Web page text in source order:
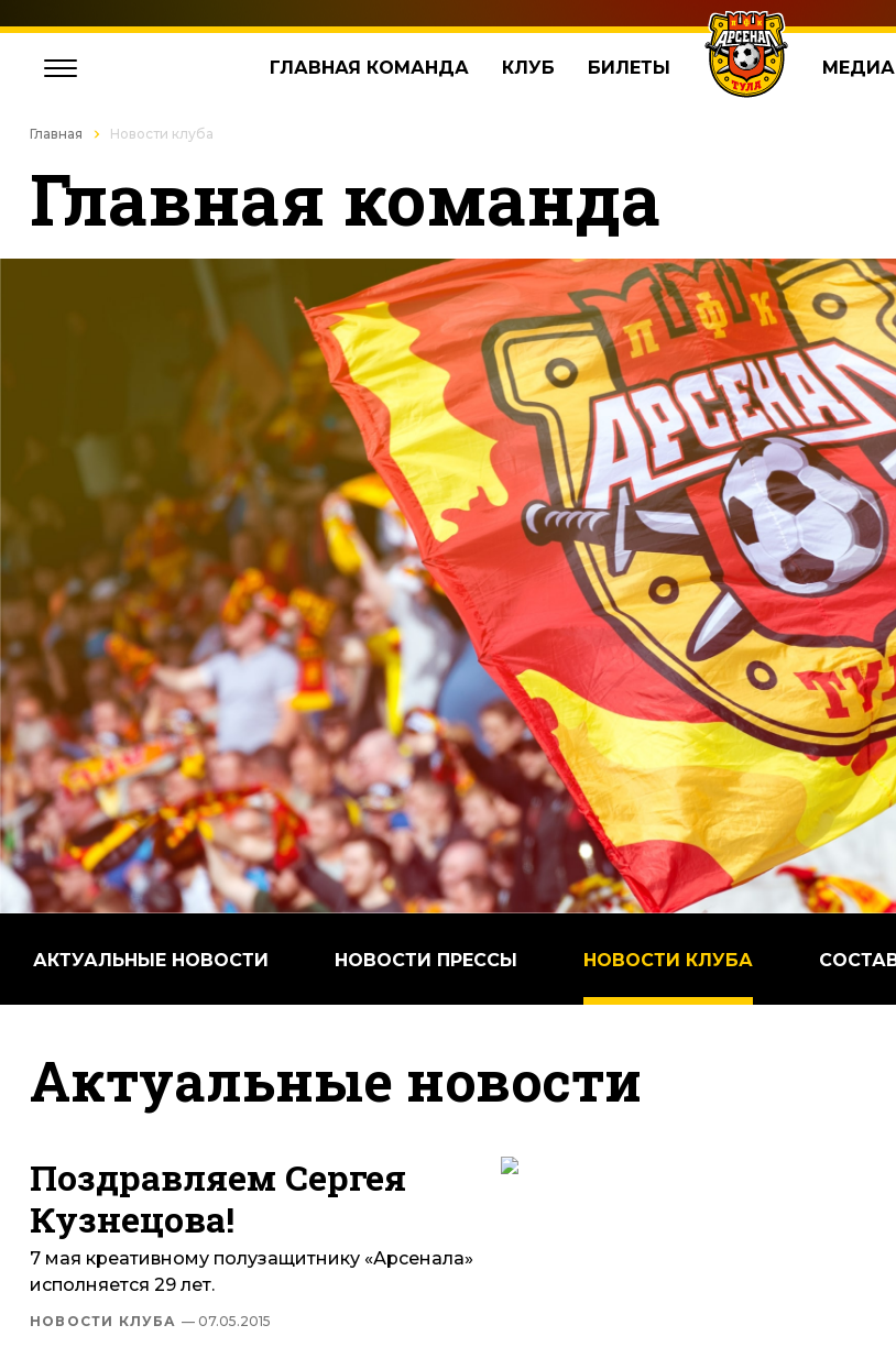
ГЛАВНАЯ КОМАНДА КЛУБ БИЛЕТЫ МЕДИА
Главная Новости клуба
Главная команда
АКТУАЛЬНЫЕ НОВОСТИ НОВОСТИ ПРЕССЫ НОВОСТИ КЛУБА
Актуальные новости
Поздравляем Сергея
Кузнецова!
7 мая креативному полузащитнику «Арсенала»
исполняется 29 лет.
НОВОСТИ КЛУБА — 07.05.2015